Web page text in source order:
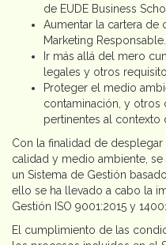
de EUDE Business
Aumentar la cartera
Marketing Responsable.
Ir más allá del mero
legales y otros
Proteger el medio
contaminación, y
pertinentes al contexto
Con la finalidad de
calidad y medio ambiente,
un Sistema de Gestión
ello se ha llevado a cabo la
Gestión ISO 9001:2015 y
El cumplimiento de las